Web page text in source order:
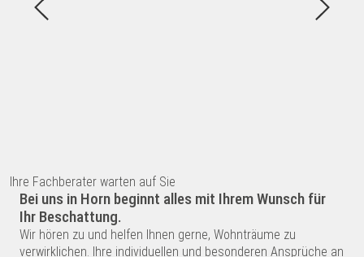
Bei uns in Horn beginnt alles mit Ihrem Wunsch für
Ihr Beschattung.
Wir hören zu und helfen Ihnen gerne, Wohnträume zu
verwirklichen. Ihre individuellen und besonderen Ansprüche an
Ihre Fachberater warten auf Sie